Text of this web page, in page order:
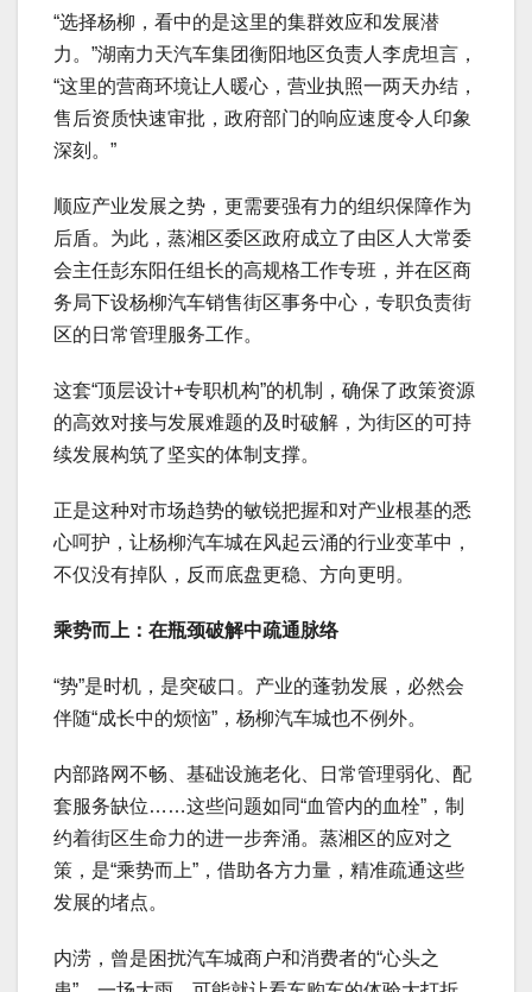
“选择杨柳，看中的是这里的集群效应和发展潜
力。”湖南力天汽车集团衡阳地区负责人李虎坦言，
“这里的营商环境让人暖心，营业执照一两天办结，
售后资质快速审批，政府部门的响应速度令人印象
深刻。”
顺应产业发展之势，更需要强有力的组织保障作为
后盾。为此，蒸湘区委区政府成立了由区人大常委
会主任彭东阳任组长的高规格工作专班，并在区商
务局下设杨柳汽车销售街区事务中心，专职负责街
区的日常管理服务工作。
这套“顶层设计+专职机构”的机制，确保了政策资源
的高效对接与发展难题的及时破解，为街区的可持
续发展构筑了坚实的体制支撑。
正是这种对市场趋势的敏锐把握和对产业根基的悉
心呵护，让杨柳汽车城在风起云涌的行业变革中，
不仅没有掉队，反而底盘更稳、方向更明。
乘势而上：在瓶颈破解中疏通脉络
“势”是时机，是突破口。产业的蓬勃发展，必然会
伴随“成长中的烦恼”，杨柳汽车城也不例外。
内部路网不畅、基础设施老化、日常管理弱化、配
套服务缺位……这些问题如同“血管内的血栓”，制
约着街区生命力的进一步奔涌。蒸湘区的应对之
策，是“乘势而上”，借助各方力量，精准疏通这些
发展的堵点。
内涝，曾是困扰汽车城商户和消费者的“心头之